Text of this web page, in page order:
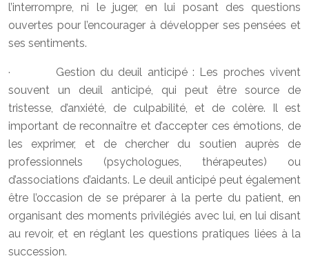
l’interrompre, ni le juger, en lui posant des questions
ouvertes pour l’encourager à développer ses pensées et
ses sentiments.
· Gestion du deuil anticipé : Les proches vivent
souvent un deuil anticipé, qui peut être source de
tristesse, d’anxiété, de culpabilité, et de colère. Il est
important de reconnaître et d’accepter ces émotions, de
les exprimer, et de chercher du soutien auprès de
professionnels (psychologues, thérapeutes) ou
d’associations d’aidants. Le deuil anticipé peut également
être l’occasion de se préparer à la perte du patient, en
organisant des moments privilégiés avec lui, en lui disant
au revoir, et en réglant les questions pratiques liées à la
succession.